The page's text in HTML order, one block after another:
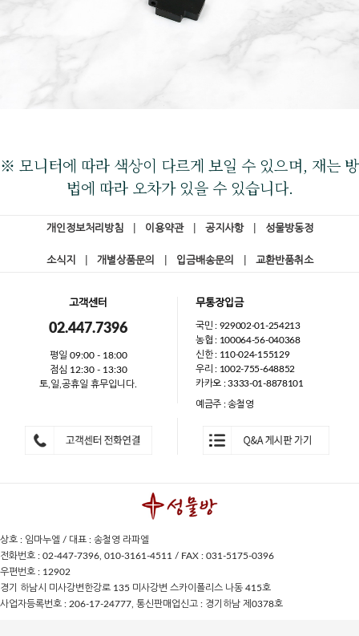
※ 모니터에 따라 색상이 다르게 보일 수 있으며, 재는 방
법에 따라 오차가 있을 수 있습니다.
개인정보처리방침 이용약관 공지사항 성물방동정
소식지 개별상품문의 입금배송문의 교환반품취소
고객센터
02.447.7396
평일 09:00 - 18:00
점심 12:30 - 13:30
토,일,공휴일 휴무입니다.
무통장입금
국민 : 929002-01-254213
농협 : 100064-56-040368
신한 : 110-024-155129
우리 : 1002-755-648852
카카오 : 3333-01-8878101
예금주 : 송철영
상호 : 임마누엘 / 대표 : 송철영 라파엘
전화번호 : 02-447-7396, 010-3161-4511 / FAX : 031-5175-0396
우편번호 : 12902
경기 하남시 미사강변한강로 135 미사강변 스카이폴리스 나동 415호
사업자등록번호 : 206-17-24777, 통신판매업신고 : 경기하남 제0378호